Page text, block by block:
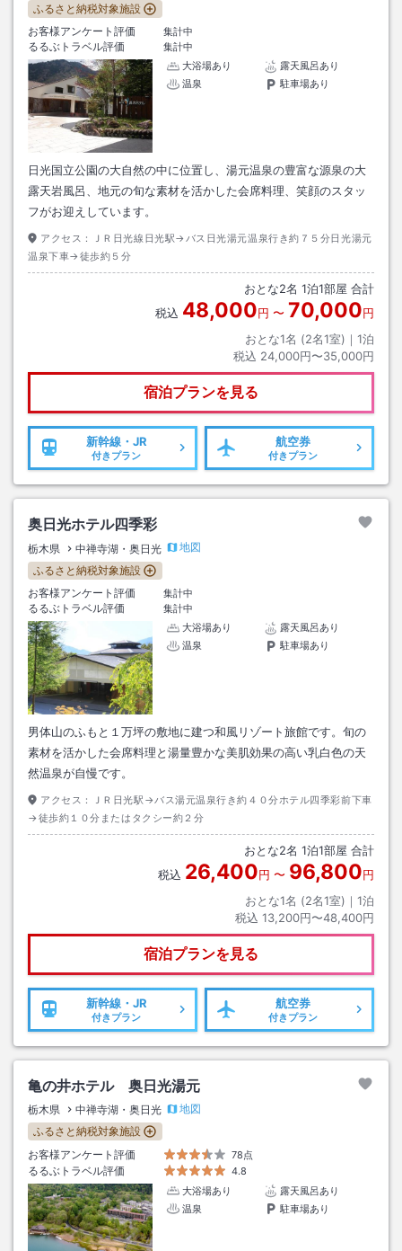
ふるさと納税対象施設
お客様アンケート評価
集計中
るるぶトラベル評価
集計中
大浴場あり
露天風呂あり
温泉
駐車場あり
日光国立公園の大自然の中に位置し、湯元温泉の豊富な源泉の大
露天岩風呂、地元の旬な素材を活かした会席料理、笑顔のスタッ
フがお迎えしています。
アクセス：
ＪＲ日光線日光駅→バス日光湯元温泉行き約７５分日光湯元
温泉下車→徒歩約５分
おとな2名 1泊1部屋 合計
税込 48,000円 〜 70,000円
おとな1名 (2名1室)｜ 1泊
税込 24,000円〜35,000円
宿泊プランを見る
新幹線・JR
付きプラン
航空券
付きプラン
奥日光ホテル四季彩
栃木県 中禅寺湖・奥日光
地図
ふるさと納税対象施設
お客様アンケート評価
集計中
るるぶトラベル評価
集計中
大浴場あり
露天風呂あり
温泉
駐車場あり
男体山のふもと１万坪の敷地に建つ和風リゾート旅館です。旬の
素材を活かした会席料理と湯量豊かな美肌効果の高い乳白色の天
然温泉が自慢です。
アクセス：
ＪＲ日光駅→バス湯元温泉行き約４０分ホテル四季彩前下車
→徒歩約１０分またはタクシー約２分
おとな2名 1泊1部屋 合計
税込 26,400円 〜 96,800円
おとな1名 (2名1室)｜ 1泊
税込 13,200円〜48,400円
宿泊プランを見る
新幹線・JR
付きプラン
航空券
付きプラン
亀の井ホテル 奥日光湯元
栃木県 中禅寺湖・奥日光
地図
ふるさと納税対象施設
お客様アンケート評価
78点
るるぶトラベル評価
4.8
大浴場あり
露天風呂あり
温泉
駐車場あり